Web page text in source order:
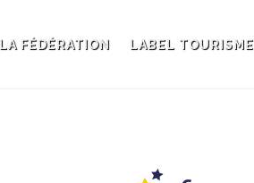
LA FÉDÉRATION LABEL TOURISME